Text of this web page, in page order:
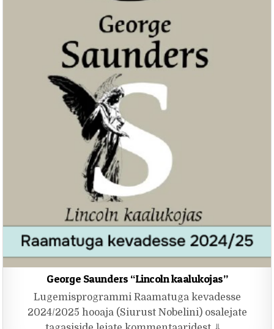
George Saunders “Lincoln kaalukojas”
Lugemisprogrammi Raamatuga kevadesse
2024/2025 hooaja (Siurust Nobelini) osalejate